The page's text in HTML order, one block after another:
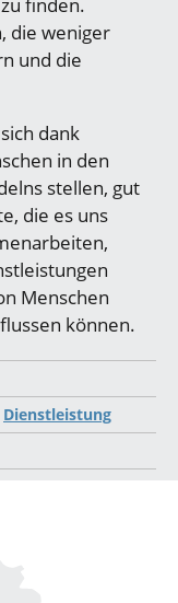
finden.
die weniger
und die
dank
in den
stellen, gut
die es uns
Menschen
können.
Dienstleistung